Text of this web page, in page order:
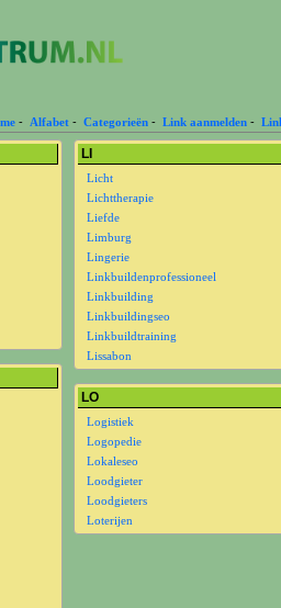
- Alfabet - Categorieën - Link aanmelden -
LI
Licht
Lichttherapie
Liefde
Limburg
Lingerie
Linkbuildenprofessioneel
Linkbuilding
Linkbuildingseo
Linkbuildtraining
Lissabon
LO
Logistiek
Logopedie
Lokaleseo
Loodgieter
Loodgieters
Loterijen